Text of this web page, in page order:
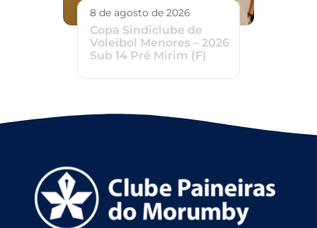
8 de agosto de 2026
Copa Sindiclube de
Voleibol Menores – 2026
Sub 14 Pré Mirim (F)